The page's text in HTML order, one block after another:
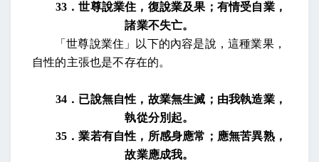
33 ．世尊說業住，復說業及果；有情受自業，
諸業不失亡。
「世尊說業住」以下的內容是說，這種業果，
自性的主張也是不存在的。
34 ．已說無自性，故業無生滅；由我執造業，
執從分別起。
35 ．業若有自性，所感身應常；應無苦異熟，
故業應成我。